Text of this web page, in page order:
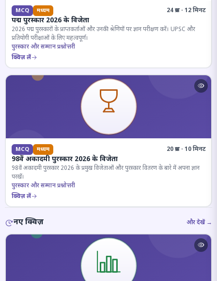
MCQ मध्यम 24 प्रश्न · 12 मिनट
पद्म पुरस्कार 2026 के विजेता
2026 पद्म पुरस्कारों के प्राप्तकर्ताओं और उनकी श्रेणियों पर ज्ञान परीक्षण करें। UPSC और
प्रतियोगी परीक्षाओं के लिए महत्वपूर्ण।
पुरस्कार और सम्मान प्रश्नोत्तरी
क्विज़ लें
MCQ मध्यम 20 प्रश्न · 10 मिनट
98वें अकादमी पुरस्कार 2026 के विजेता
98वें अकादमी पुरस्कार 2026 के प्रमुख विजेताओं और पुरस्कार वितरण के बारे में अपना ज्ञान
परखें।
पुरस्कार और सम्मान प्रश्नोत्तरी
क्विज़ लें
नए क्विज़ और देखें →